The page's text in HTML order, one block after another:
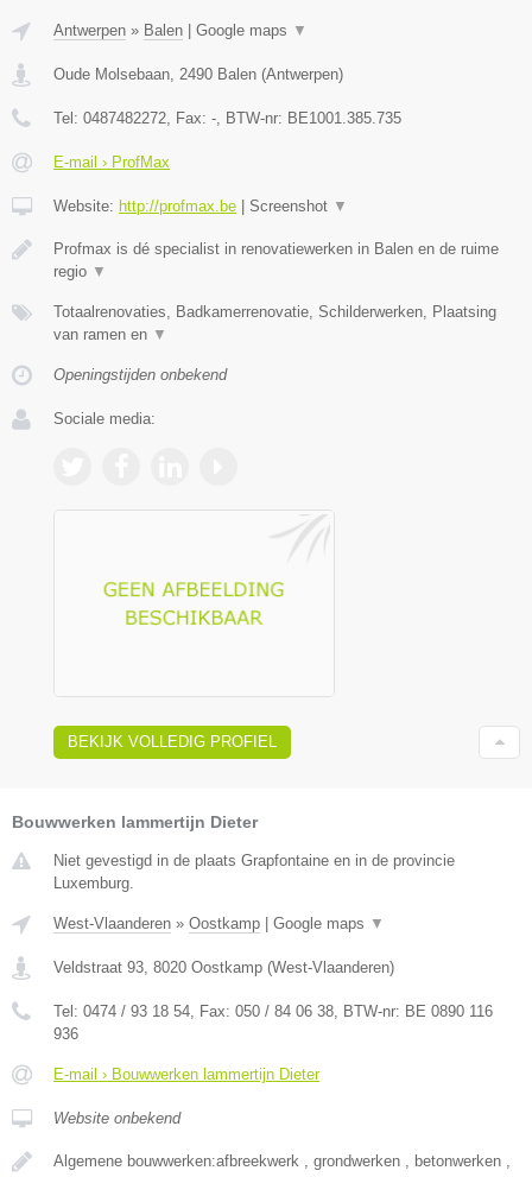
Antwerpen » Balen | Google maps ▼
Oude Molsebaan 2490 Balen (Antwerpen)
Tel: 0487482272 , Fax: - , BTW-nr: BE1001.385.735
E-mail › ProfMax
Website: http://profmax.be | Screenshot ▼
Profmax is dé specialist in renovatiewerken in Balen en de ruime
regio ▼
Totaalrenovaties, Badkamerrenovatie, Schilderwerken, Plaatsing
van ramen en ▼
Openingstijden onbekend
Sociale media:
BEKIJK VOLLEDIG PROFIEL
Bouwwerken lammertijn Dieter
Niet gevestigd in de plaats Grapfontaine en in de provincie
Luxemburg.
West-Vlaanderen » Oostkamp Google maps ▼
Veldstraat 93, 8020 Oostkamp (West-Vlaanderen)
Tel: 0474 / 93 18 54, Fax: 050 / 84 06 38, BTW-nr: BE 0890 116
936
E-mail › Bouwwerken lammertijn Dieter
Website onbekend
Algemene bouwwerken:afbreekwerk , grondwerken , betonwerken ,